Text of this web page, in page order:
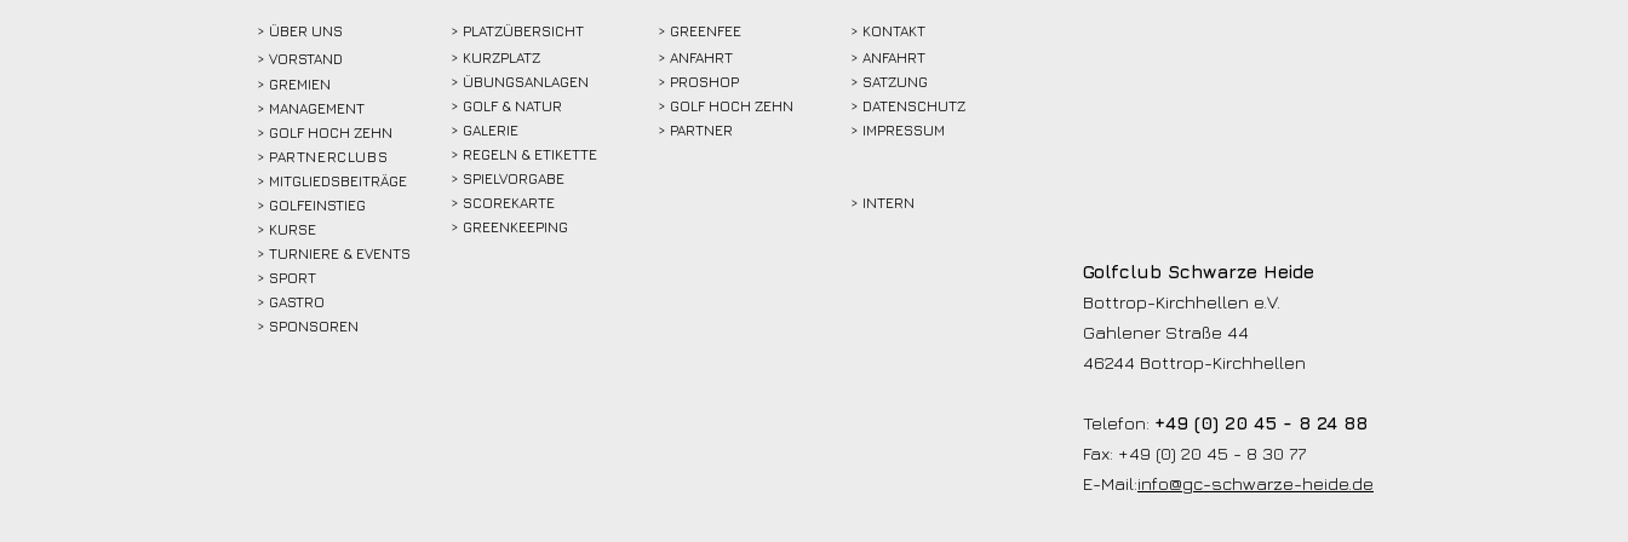
> ÜBER UNS
> VORSTAND
> GREMIEN
> MANAGEMENT
> GOLF HOCH ZEHN
> PARTNERCLUBS
> MITGLIEDSBEITRÄGE
> GOLFEINSTIEG
> KURSE
> TURNIERE & EVENTS
> SPORT
> GASTRO
> SPONSOREN
> PLATZÜBERSICHT
> KURZPLATZ
> ÜBUNGSANLAGEN
> GOLF & NATUR
> GALERIE
> REGELN & ETIKETTE
> SPIELVORGABE
> SCOREKARTE
> GREENKEEPING
> GREENFEE
> ANFAHRT
> PROSHOP
> GOLF HOCH ZEHN
> PARTNER
> KONTAKT
> ANFAHRT
> SATZUNG
> DATENSCHUTZ
> IMPRESSUM
> INTERN
Golfclub Schwarze Heide
Bottrop-Kirchhellen e.V.
Gahlener Straße 44
46244 Bottrop-Kirchhellen
Telefon: +49 (0) 20 45 - 8 24 88
Fax: +49 (0) 20 45 - 8 30 77
E-Mail:info@gc-schwarze-heide.de